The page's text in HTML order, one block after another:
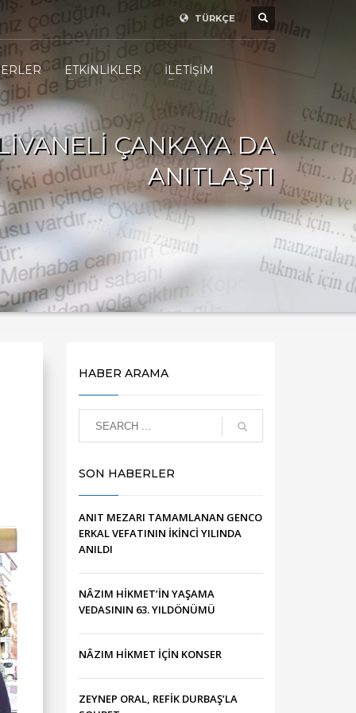
TÜRKÇE
ETKİNLİKLER İLETİŞİM
ÇANKAYA DA
ANITLAŞTI
HABER ARAMA
SON HABERLER
ANIT MEZARI TAMAMLANAN GENCO
ERKAL VEFATININ İKİNCİ YILINDA
ANILDI
NÂZIM HİKMET’İN YAŞAMA
VEDASININ 63. YILDÖNÜMÜ
NÂZIM HİKMET İÇİN KONSER
ZEYNEP ORAL, REFİK DURBAŞ’LA